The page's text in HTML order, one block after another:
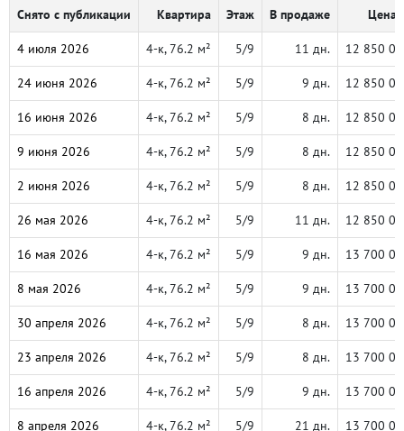
Снято с публикации Квартира Этаж В продаже Цена,
4 июля 2026 4-к, 76.2 м² 5/9 11 дн. 12 850
24 июня 2026 4-к, 76.2 м² 5/9 9 дн. 12 850
16 июня 2026 4-к, 76.2 м² 5/9 8 дн. 12 850
9 июня 2026 4-к, 76.2 м² 5/9 8 дн. 12 850
2 июня 2026 4-к, 76.2 м² 5/9 8 дн. 12 850
26 мая 2026 4-к, 76.2 м² 5/9 11 дн. 12 850
16 мая 2026 4-к, 76.2 м² 5/9 9 дн. 13 700
8 мая 2026 4-к, 76.2 м² 5/9 9 дн. 13 700
30 апреля 2026 4-к, 76.2 м² 5/9 8 дн. 13 700
23 апреля 2026 4-к, 76.2 м² 5/9 8 дн. 13 700
16 апреля 2026 4-к, 76.2 м² 5/9 9 дн. 13 700
8 апреля 2026 4-к, 76.2 м² 5/9 21 дн. 13 700